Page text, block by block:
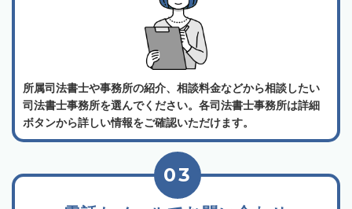
所属司法書士や事務所の紹介、相談料金などから相談したい
司法書士事務所を選んでください。各司法書士事務所は詳細
ボタンから詳しい情報をご確認いただけます。
03